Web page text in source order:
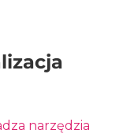
narzędzia